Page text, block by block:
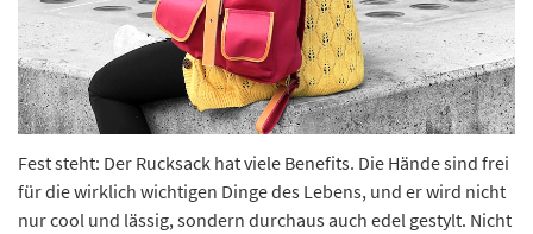
Fest steht: Der Rucksack hat viele Benefits. Die Hände sind frei
für die wirklich wichtigen Dinge des Lebens, und er wird nicht
nur cool und lässig, sondern durchaus auch edel gestylt. Nicht